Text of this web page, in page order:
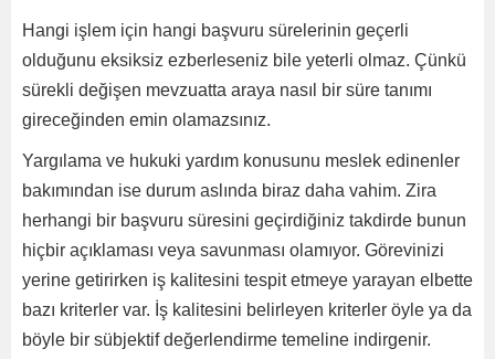
Hangi işlem için hangi başvuru sürelerinin geçerli
olduğunu eksiksiz ezberleseniz bile yeterli olmaz. Çünkü
sürekli değişen mevzuatta araya nasıl bir süre tanımı
gireceğinden emin olamazsınız.
Yargılama ve hukuki yardım konusunu meslek edinenler
bakımından ise durum aslında biraz daha vahim. Zira
herhangi bir başvuru süresini geçirdiğiniz takdirde bunun
hiçbir açıklaması veya savunması olamıyor. Görevinizi
yerine getirirken iş kalitesini tespit etmeye yarayan elbette
bazı kriterler var. İş kalitesini belirleyen kriterler öyle ya da
böyle bir sübjektif değerlendirme temeline indirgenir.